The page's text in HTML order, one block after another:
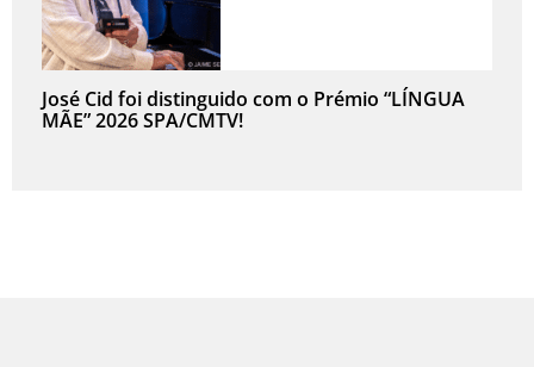
José Cid foi distinguido com o Prémio “LÍNGUA
MÃE” 2026 SPA/CMTV!